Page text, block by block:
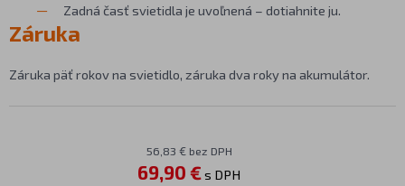
Zadná časť svietidla je uvoľnená – dotiahnite ju.
Záruka
Záruka päť rokov na svietidlo, záruka dva roky na akumulátor.
56,83 € bez DPH
69,90 € s DPH